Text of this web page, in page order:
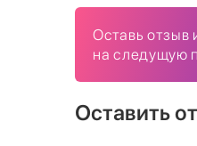
Оставь отзыв
на следущую
Оставить